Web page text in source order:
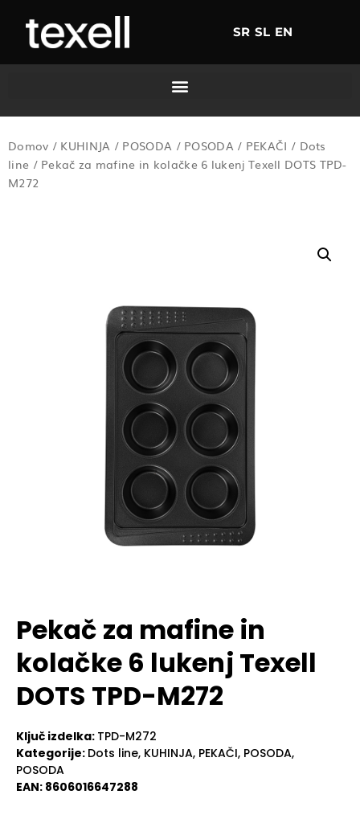
SR SL EN
Domov / KUHINJA / POSODA / POSODA/ PEKAČI / Dots
line / Pekač za mafine in kolačke 6 lukenj Texell DOTS TPD-
M272
Pekač za mafine in
kolačke 6 lukenj Texell
DOTS TPD-M272
Ključ izdelka: TPD-M272
Kategorije: Dots line, KUHINJA, PEKAČI, POSODA,
POSODA
EAN: 8606016647288